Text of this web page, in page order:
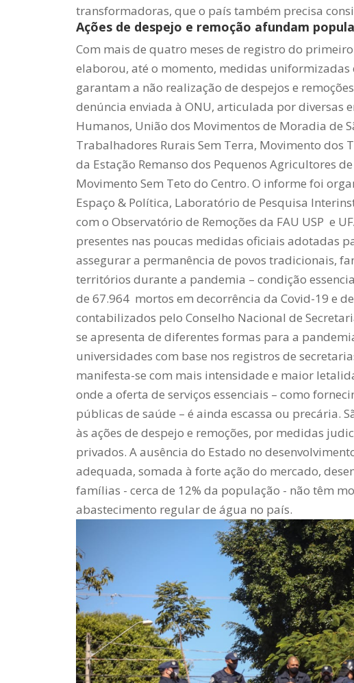
transformadoras, que o país também precisa
Ações de despejo e remoção afundam
Com mais de quatro meses de registro do
elaborou, até o momento, medidas
garantam a não realização de despejos e
denúncia enviada à ONU, articulada por diversas
Humanos, União dos Movimentos de Moradia de
Trabalhadores Rurais Sem Terra, Movimento dos
da Estação Remanso dos Pequenos Agricultores
Movimento Sem Teto do Centro. O informe foi
Espaço & Política, Laboratório de Pesquisa
com o Observatório de Remoções da FAU USP e
presentes nas poucas medidas oficiais adotadas
assegurar a permanência de povos tradicionais,
territórios durante a pandemia – condição
de 67.964 mortos em decorrência da Covid-19 e
contabilizados pelo Conselho Nacional de
se apresenta de diferentes formas para a
universidades com base nos registros de
manifesta-se com mais intensidade e maior
onde a oferta de serviços essenciais – como
públicas de saúde – é ainda escassa ou precária.
às ações de despejo e remoções, por medidas
privados. A ausência do Estado no
adequada, somada à forte ação do mercado,
famílias - cerca de 12% da população - não têm
abastecimento regular de água no país.